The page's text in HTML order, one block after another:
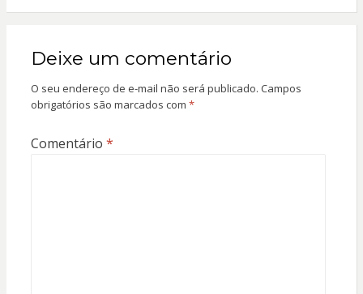
Deixe um comentário
O seu endereço de e-mail não será publicado. Campos
obrigatórios são marcados com *
Comentário *